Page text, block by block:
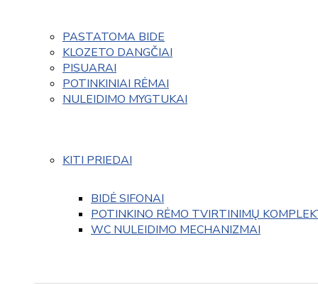
PASTATOMA BIDE
KLOZETO DANGČIAI
PISUARAI
POTINKINIAI RĖMAI
NULEIDIMO MYGTUKAI
KITI PRIEDAI
BIDĖ SIFONAI
POTINKINO RĖMO TVIRTINIMŲ
WC NULEIDIMO MECHANIZMAI